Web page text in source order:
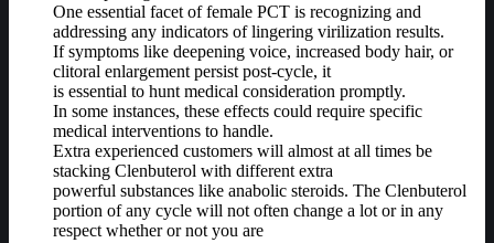
One essential facet of female PCT is recognizing and
addressing any indicators of lingering virilization results.
If symptoms like deepening voice, increased body hair, or
clitoral enlargement persist post-cycle, it
is essential to hunt medical consideration promptly.
In some instances, these effects could require specific
medical interventions to handle.
Extra experienced customers will almost at all times be
stacking Clenbuterol with different extra
powerful substances like anabolic steroids. The Clenbuterol
portion of any cycle will not often change a lot or in any
respect whether or not you are